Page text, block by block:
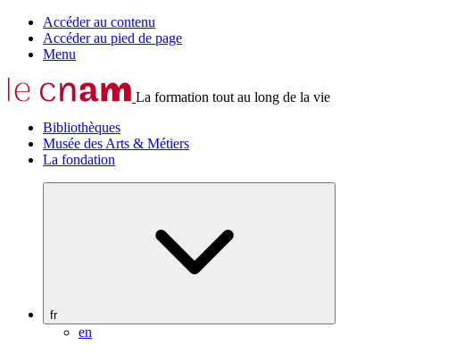
Accéder au contenu
Accéder au pied de page
Menu
La formation tout au long de la vie
Bibliothèques
Musée des Arts & Métiers
La fondation
fr
en